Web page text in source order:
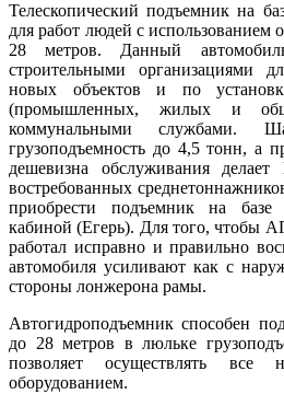
Телескопический подъемник на
для работ людей с использованием
28 метров. Данный
строительными организациями
новых объектов и по
(промышленных, жилых и
коммунальными службами.
грузоподъемность до 4,5 тонн, а
дешевизна обслуживания
востребованных
приобрести подъемник на
кабиной (Егерь). Для того, чтобы
работал исправно и правильно
автомобиля усиливают как с
стороны лонжерона рамы.
Автогидроподъемник способен
до 28 метров в люльке
позволяет осуществлять все
оборудованием.